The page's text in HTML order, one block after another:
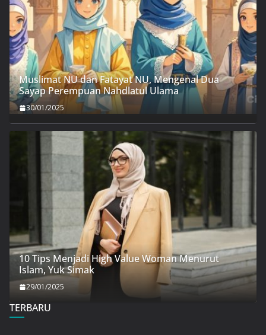
Muslimat NU dan Fatayat NU, Mengenal Dua
Sayap Perempuan Nahdlatul Ulama
30/01/2025
10 Tips Menjadi High Value Woman Menurut
Islam, Yuk Simak
29/01/2025
TERBARU